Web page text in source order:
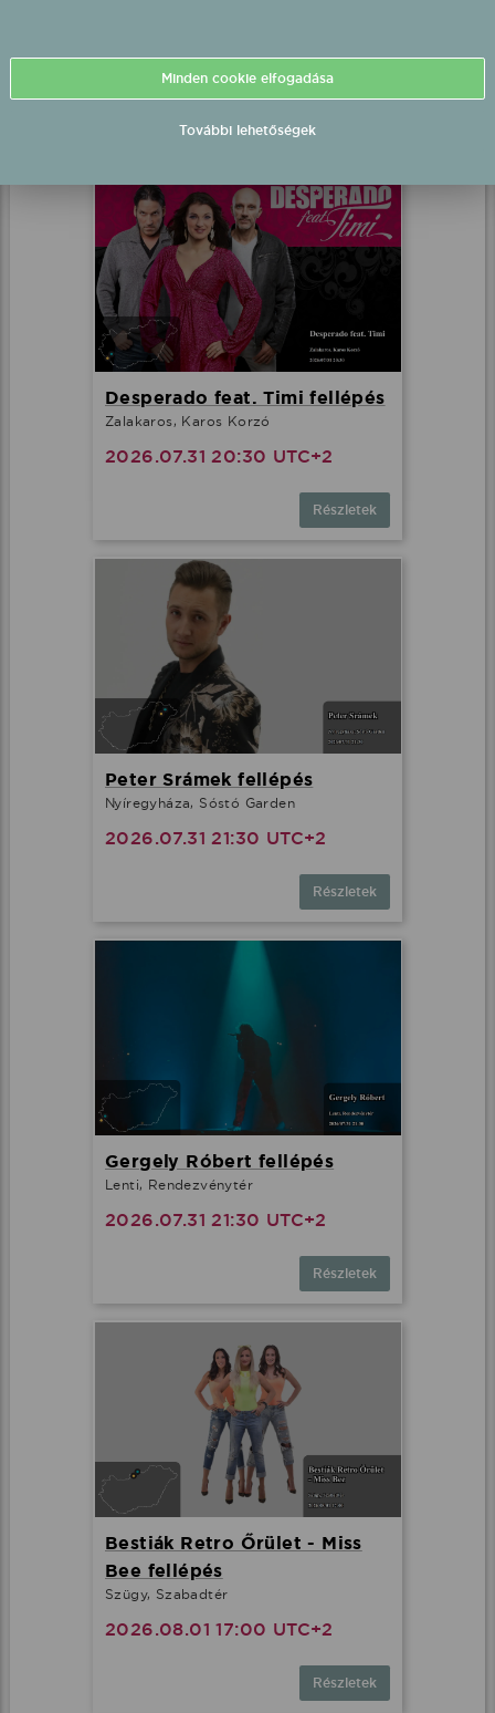
2026.07.31 20:00 UTC+2
Részletek
Desperado feat. Timi fellépés
Zalakaros, Karos Korzó
2026.07.31 20:30 UTC+2
Részletek
Peter Srámek fellépés
Nyíregyháza, Sóstó Garden
2026.07.31 21:30 UTC+2
Részletek
Gergely Róbert fellépés
Lenti, Rendezvénytér
2026.07.31 21:30 UTC+2
Részletek
Bestiák Retro Őrület - Miss
Bee fellépés
Szügy, Szabadtér
2026.08.01 17:00 UTC+2
Részletek
Minden cookie elfogadása
További lehetőségek